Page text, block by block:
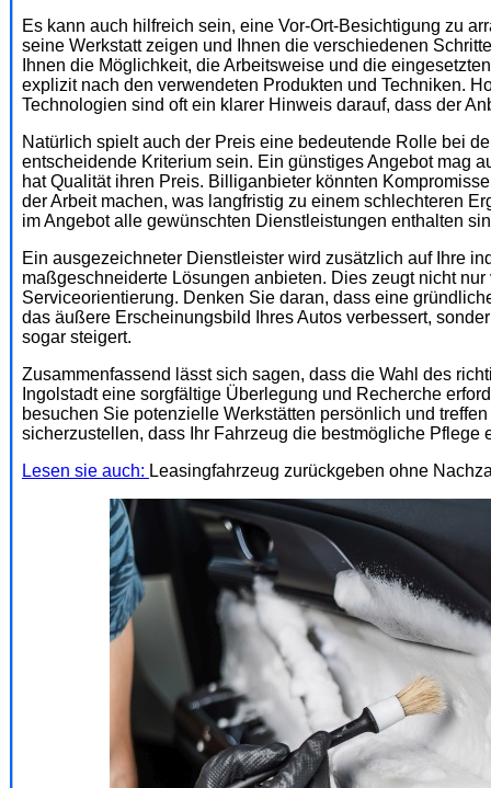
Es kann auch hilfreich sein, eine Vor-Ort-Besichtigung zu
seine Werkstatt zeigen und Ihnen die verschiedenen
Ihnen die Möglichkeit, die Arbeitsweise und die
explizit nach den verwendeten Produkten und Techniken.
Technologien sind oft ein klarer Hinweis darauf, dass der
Natürlich spielt auch der Preis eine bedeutende Rolle bei
entscheidende Kriterium sein. Ein günstiges Angebot mag
hat Qualität ihren Preis. Billiganbieter könnten
der Arbeit machen, was langfristig zu einem schlechteren
im Angebot alle gewünschten Dienstleistungen enthalten
Ein ausgezeichneter Dienstleister wird zusätzlich auf Ihre
maßgeschneiderte Lösungen anbieten. Dies zeugt nicht
Serviceorientierung. Denken Sie daran, dass eine
das äußere Erscheinungsbild Ihres Autos verbessert,
sogar steigert.
Zusammenfassend lässt sich sagen, dass die Wahl des
Ingolstadt eine sorgfältige Überlegung und Recherche
besuchen Sie potenzielle Werkstätten persönlich und
sicherzustellen, dass Ihr Fahrzeug die bestmögliche Pflege
Lesen sie auch: Leasingfahrzeug zurückgeben ohne